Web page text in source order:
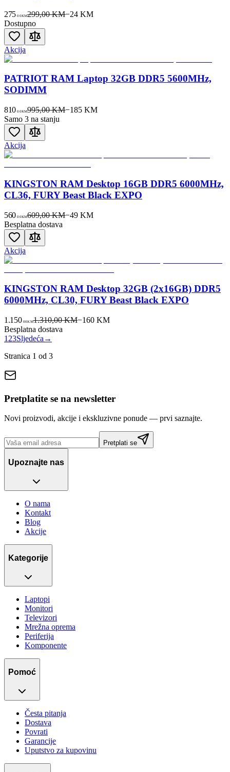
275 00KM299,00 KM−24 KM
Dostupno
Akcija
PATRIOT RAM Laptop 32GB DDR5 5600MHz,
SODIMM
810 00KM995,00 KM−185 KM
Samo 3 na stanju
Akcija
KINGSTON RAM Desktop 16GB DDR5 6000MHz,
CL36, FURY Beast Black EXPO
560 00KM609,00 KM−49 KM
Besplatna dostava
Akcija
KINGSTON RAM Desktop 32GB (2x16GB) DDR5
6000MHz, CL30, FURY Beast Black EXPO
1.150 00KM1.310,00 KM−160KM
Besplatna dostava
1 23Sljedeća →
Stranica 1 od 3
Pretplatite se na newsletter
Novi proizvodi, akcije i ekskluzivne ponude — prvi saznajte.
Pretplati se
Upoznajte nas
O nama
Kontakt
Blog
Akcije
Kategorije
Laptopi
Monitori
Televizori
Mrežna oprema
Periferija
Komponente
Pomoć
Česta pitanja
Dostava
Povrati
Garancije
Uputstvo za kupovinu